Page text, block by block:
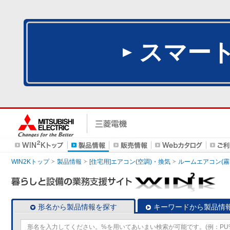
スマー
WIN2Kトップ 製品情報 [住宅用]エアコン(空調)・換気 ルームエアコン(
形名から製品情報を探す キーワードから製品情